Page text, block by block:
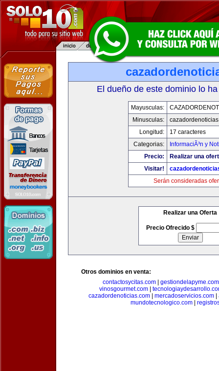
El dueño de este dominio lo
Mayusculas:
Minusculas:
Longitud:
17 caracteres
Categorias:
InformaciÃ³n y
Precio:
Realizar una
Visitar!
Serán consideradas
Realizar una Oferta
Precio Ofrecido $
Otros dominios en venta:
contactosycitas.com| gestiondelapyme.com
vinosgourmet.com
cazadordenoticias.com
mercadoservicios.com
mundotecnologico.com|